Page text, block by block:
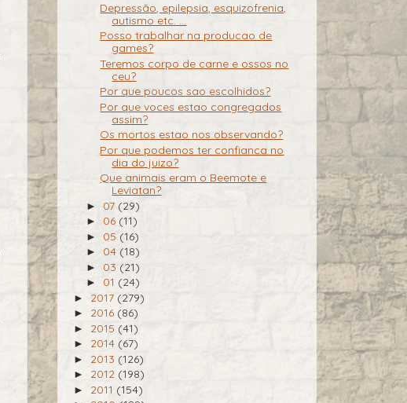
Depressão, epilepsia, esquizofrenia,
autismo etc. ...
Posso trabalhar na producao de
games?
Teremos corpo de carne e ossos no
ceu?
Por que poucos sao escolhidos?
Por que voces estao congregados
assim?
Os mortos estao nos observando?
Por que podemos ter confianca no
dia do juizo?
Que animais eram o Beemote e
Leviatan?
► 07 (29)
► 06 (11)
► 05 (16)
► 04 (18)
► 03 (21)
► 01 (24)
► 2017 (279)
► 2016 (86)
► 2015 (41)
► 2014 (67)
► 2013 (126)
► 2012 (198)
► 2011 (154)